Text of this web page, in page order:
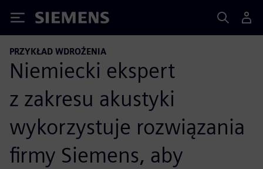
Siemens
PRZYKŁAD WDROŻENIA
Niemiecki ekspert
z zakresu akustyki
wykorzystuje rozwiązania
firmy Siemens, aby